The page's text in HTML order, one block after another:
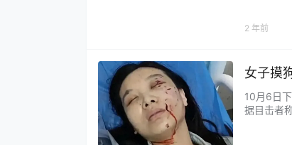
2 年前
女子摸
10月6日
据目击者